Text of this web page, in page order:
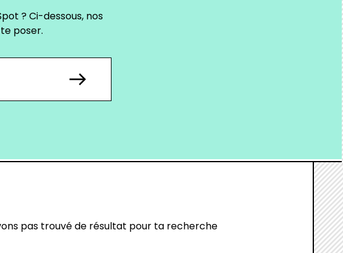
? Ci-dessous, nos
poser.
pas trouvé de résultat pour ta recherche